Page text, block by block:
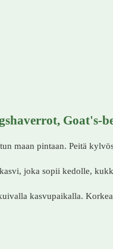
Goat's-
maan pintaan. Peitä
joka sopii kedolle,
kasvupaikalla.